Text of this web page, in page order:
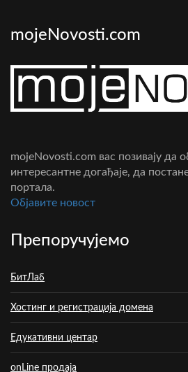
mojeNovosti.com
mojeNovosti.com вас позивају да
интересантне догађаје, да
портала.
Oбјавите новост
Препоручујемо
БитЛаб
Хостинг и регистрација домена
Едукативни центар
onLine продаја